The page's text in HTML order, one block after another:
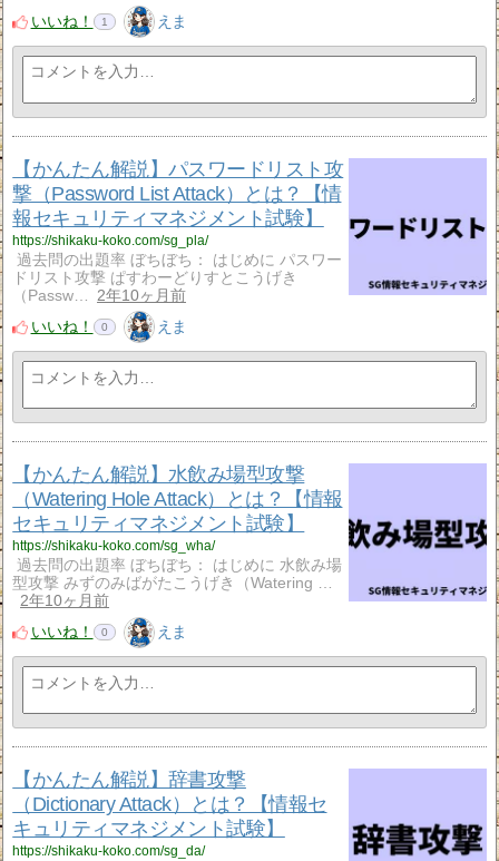
いいね！
1 えま
【かんたん解説】パスワードリスト攻
撃（Password List Attack）とは？【情
報セキュリティマネジメント試験】
https://shikaku-koko.com/sg_pla/
過去問の出題率 ぼちぼち： はじめに パスワー
ドリスト攻撃 ぱすわーどりすとこうげき
（Passw…
2年10ヶ月前
いいね！
0 えま
【かんたん解説】水飲み場型攻撃
（Watering Hole Attack）とは？【情報
セキュリティマネジメント試験】
https://shikaku-koko.com/sg_wha/
過去問の出題率 ぼちぼち： はじめに 水飲み場
型攻撃 みずのみばがたこうげき（Watering …
2年10ヶ月前
いいね！
0 えま
【かんたん解説】辞書攻撃
（Dictionary Attack）とは？【情報セ
キュリティマネジメント試験】
https://shikaku-koko.com/sg_da/